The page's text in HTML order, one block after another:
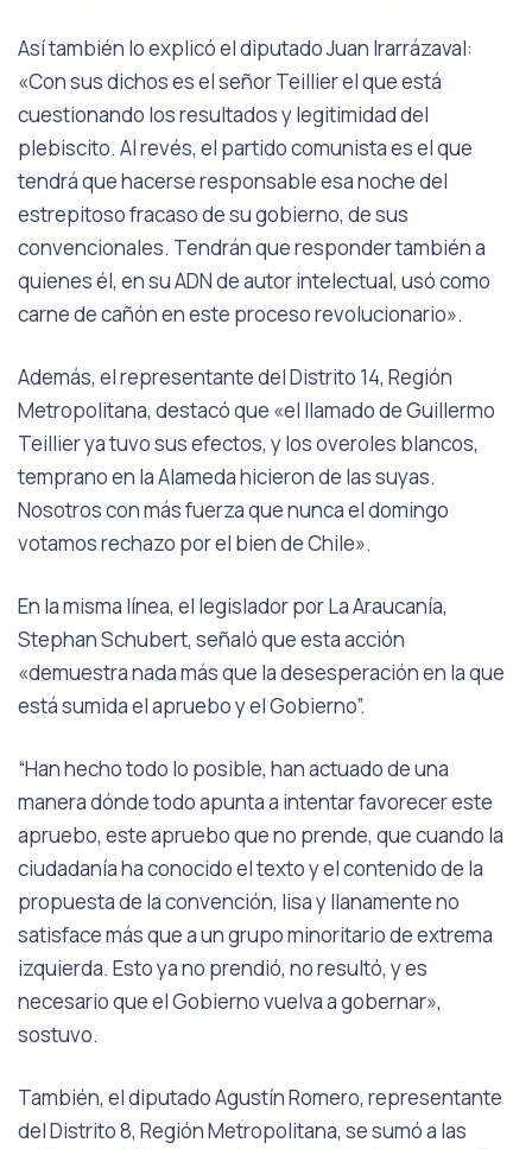
Así también lo explicó el diputado Juan Irarrázaval:
«Con sus dichos es el señor Teillier el que está
cuestionando los resultados y legitimidad del
plebiscito. Al revés, el partido comunista es el que
tendrá que hacerse responsable esa noche del
estrepitoso fracaso de su gobierno, de sus
convencionales. Tendrán que responder también a
quienes él, en su ADN de autor intelectual, usó como
carne de cañón en este proceso revolucionario».
Además, el representante del Distrito 14, Región
Metropolitana, destacó que «el llamado de Guillermo
Teillier ya tuvo sus efectos, y los overoles blancos,
temprano en la Alameda hicieron de las suyas.
Nosotros con más fuerza que nunca el domingo
votamos rechazo por el bien de Chile».
En la misma línea, el legislador por La Araucanía,
Stephan Schubert, señaló que esta acción
«demuestra nada más que la desesperación en la que
está sumida el apruebo y el Gobierno”.
“Han hecho todo lo posible, han actuado de una
manera dónde todo apunta a intentar favorecer este
apruebo, este apruebo que no prende, que cuando la
ciudadanía ha conocido el texto y el contenido de la
propuesta de la convención, lisa y llanamente no
satisface más que a un grupo minoritario de extrema
izquierda. Esto ya no prendió, no resultó, y es
necesario que el Gobierno vuelva a gobernar»,
sostuvo.
También, el diputado Agustín Romero, representante
del Distrito 8, Región Metropolitana, se sumó a las